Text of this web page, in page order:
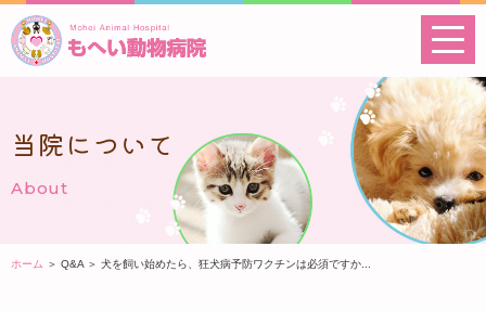
当院について
About
ホーム ＞ Q&A ＞ 犬を飼い始めたら、狂犬病予防ワクチンは必須ですか...